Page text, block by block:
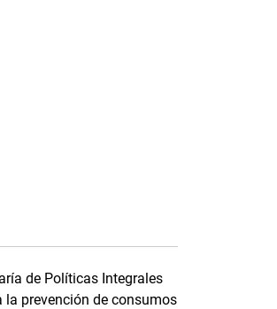
de Políticas Integrales
la prevención de consumos